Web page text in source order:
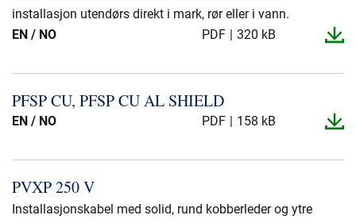
installasjon utendørs direkt i mark, rør eller i vann.
EN / NO
PDF 320 kB
PFSP CU, PFSP CU AL SHIELD
EN / NO PDF 158 kB
PVXP 250 V
Installasjonskabel med solid, rund kobberleder og ytre